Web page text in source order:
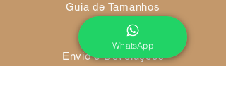
Guia de Tamanhos
Envio e Devoluções
WhatsApp